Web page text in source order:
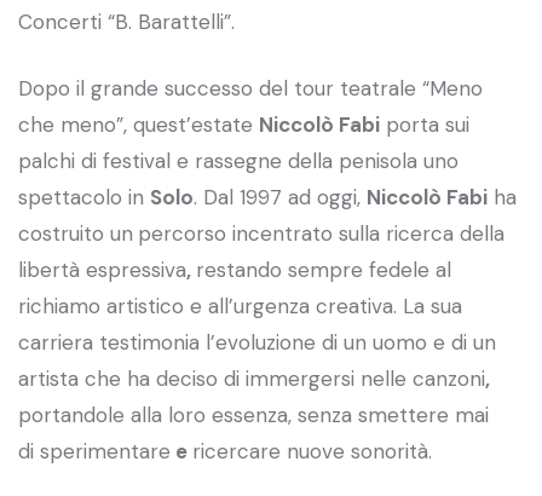
Concerti “B. Barattelli”.
Dopo il grande successo del tour teatrale “Meno
che meno”, quest’estate Niccolò Fabi porta sui
palchi di festival e rassegne della penisola uno
spettacolo in Solo. Dal 1997 ad oggi, Niccolò Fabi ha
costruito un percorso incentrato sulla ricerca della
libertà espressiva, restando sempre fedele al
richiamo artistico e all’urgenza creativa. La sua
carriera testimonia l’evoluzione di un uomo e di un
artista che ha deciso di immergersi nelle canzoni,
portandole alla loro essenza, senza smettere mai
di sperimentare e ricercare nuove sonorità.